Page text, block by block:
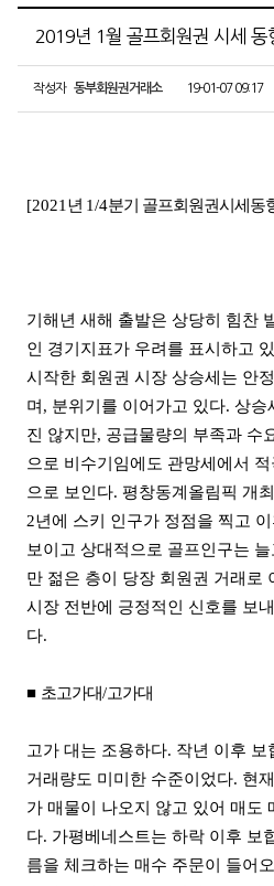
2019년 1월 골프회원권 시세 동
작성자 동부회원권거래소 19-01-07 09:17
[2021 년 1/4분기 골프회원권시세동
기해년 새해 출발은 상당히 힘찬
인 경기지표가 우려를 표시하고
시작한 회원권 시장 상승세는 안
며, 분위기를 이어가고 있다. 상
진 않지만, 공급물량의 부족과 수
으로 비수기임에도 관망세에서
으로 보인다. 평창동계올림픽 개
2년에 스키 인구가 정점을 찍고
보이고 상대적으로 골프인구는 늘
만 젊은 층이 당장 회원권 거래로
시장 전반에 긍정적인 신호를 보
다.
■ 초고가대/고가대
고가 대는 조용하다. 작년 이후
거래량도 미미한 수준이었다. 현
가 매물이 나오지 않고 있어 매도
다. 가평베네스트는 하락 이후 보
름을 체크하는 매수 주문이 들어